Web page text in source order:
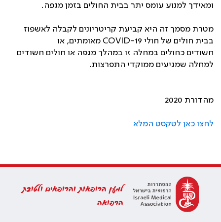
ומאידך למנוע עומס יתר בבית החולים בזמן מגפה.
מטרת מסמך זה היא קביעת קריטריונים לקבלה לאשפוז
בבית חולים של חולי COVID-19 מאומתים, או
חשודים כחולים במחלה זו במהלך מגפה או חולים חשודים
למחלה שמגיעים ממוקדי התפרצות.
מהדורת 2020
לחצו כאן לטקסט המלא
למען הרופאות והרופאים ולטובת
הרפואה